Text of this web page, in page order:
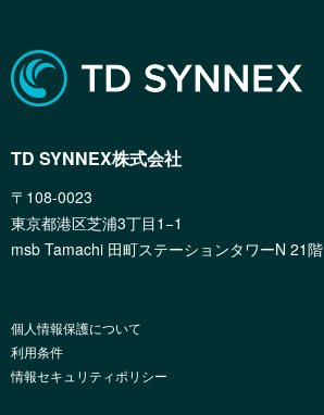
TD SYNNEX株式会社
〒108-0023
東京都港区芝浦3丁目1−1
msb Tamachi 田町ステーションタワーN 21階
個人情報保護について
利用条件
情報セキュリティポリシー